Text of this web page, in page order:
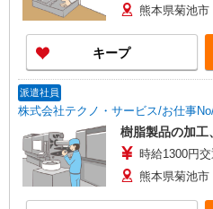
熊本県菊池
キープ
派遣社員
株式会社テクノ・サービス/お仕事
樹脂製品の加工
時給1300円
熊本県菊池